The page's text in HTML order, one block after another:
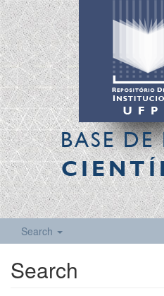
BASE
Search
Search